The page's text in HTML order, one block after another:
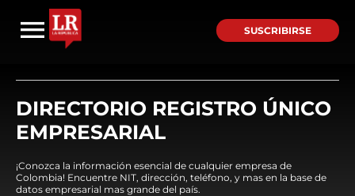
SUSCRIBIRSE
DIRECTORIO REGISTRO ÚNICO
EMPRESARIAL
¡Conozca la información esencial de cualquier empresa de
Colombia! Encuentre NIT, dirección, teléfono, y mas en la base de
datos empresarial mas grande del país.